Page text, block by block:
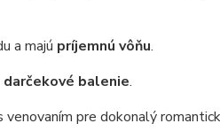
a majú príjemnú vôňu.
darčekové balenie.
venovaním pre dokonalý